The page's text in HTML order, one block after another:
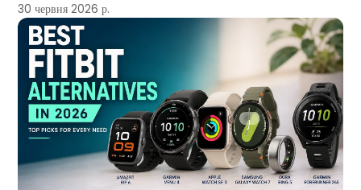
30 червня 2026 р.